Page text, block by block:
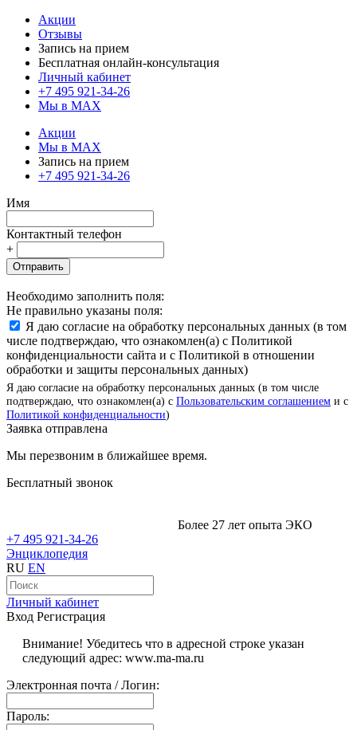
Акции
Отзывы
Запись на прием
Бесплатная онлайн-консультация
Личный кабинет
+7 495 921-34-26
Мы в MAX
Акции
Мы в MAX
Запись на прием
+7 495 921-34-26
Имя
Контактный телефон
+
Отправить
Необходимо заполнить поля:
Не правильно указаны поля:
Я даю согласие на обработку персональных данных (в том
числе подтверждаю, что ознакомлен(а) с Политикой
конфиденциальности сайта и с Политикой в отношении
обработки и защиты персональных данных)
Я даю согласие на обработку персональных данных (в том числе
подтверждаю, что ознакомлен(а) с Пользовательским соглашением и с
Политикой конфиденциальности)
Заявка отправлена
Мы перезвоним в ближайшее время.
Бесплатный звонок
Более 27 лет опыта ЭКО
+7 495 921-34-26
Энциклопедия
RU EN
Личный кабинет
Вход Регистрация
Внимание! Убедитесь что в адресной строке указан
следующий адрес: www.ma-ma.ru
Электронная почта / Логин:
Пароль: